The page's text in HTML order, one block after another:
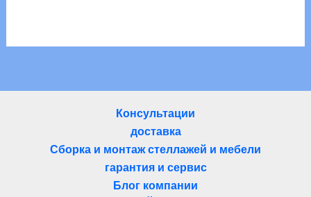
Консультации
доставка
Сборка и монтаж стеллажей и мебели
гарантия и сервис
Блог компании